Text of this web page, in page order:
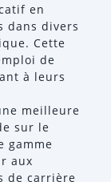
en
dans divers
Cette
de
à leurs
meilleure
sur le
gamme
aux
de carrière